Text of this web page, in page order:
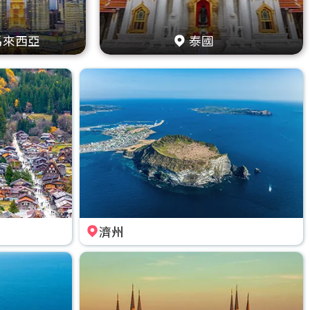
西亞 泰國
濟州